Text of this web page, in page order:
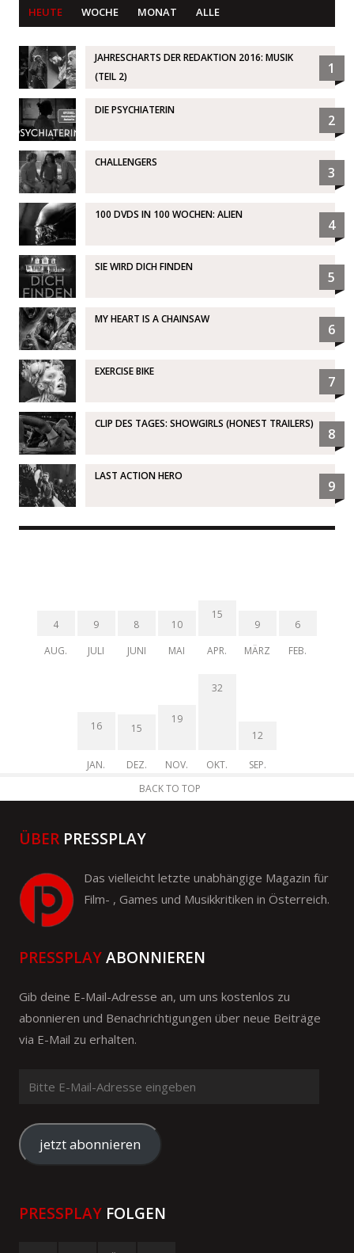
HEUTE WOCHE MONAT ALLE
JAHRESCHARTS DER REDAKTION 2016: MUSIK
(TEIL 2)
1
DIE PSYCHIATERIN
2
CHALLENGERS
3
100 DVDS IN 100 WOCHEN: ALIEN
4
SIE WIRD DICH FINDEN
5
MY HEART IS A CHAINSAW
6
EXERCISE BIKE
7
CLIP DES TAGES: SHOWGIRLS (HONEST TRAILERS)
8
LAST ACTION HERO
9
4
AUG.
9
JULI
8
JUNI
10
MAI
15
APR.
9
MÄRZ
6
FEB.
16
JAN.
15
DEZ.
19
NOV.
32
OKT.
12
SEP.
BACK TO TOP
ÜBER PRESSPLAY
Das vielleicht letzte unabhängige Magazin für
Film- , Games und Musikkritiken in Österreich.
PRESSPLAYABONNIEREN
Gib deine E-Mail-Adresse an, um uns kostenlos zu
abonnieren und Benachrichtigungen über neue Beiträge
via E-Mail zu erhalten.
Mail-
Adresse
eingeben
jetzt abonnieren
PRESSPLAY FOLGEN